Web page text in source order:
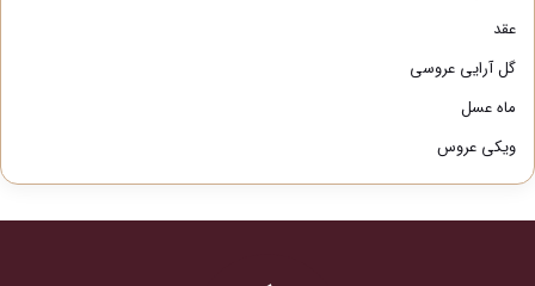
عقد
گل آرایی عروسی
ماه عسل
ویکی عروس